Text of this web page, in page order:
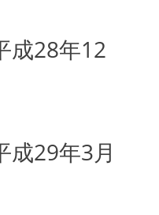
成28年12
29年3月